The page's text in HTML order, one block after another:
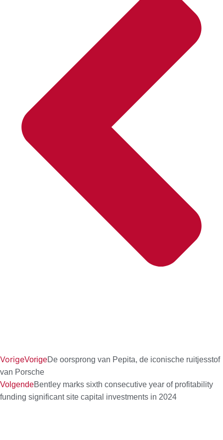
VorigeVorigeDe oorsprong van Pepita, de iconische ruitjesstof
van Porsche
VolgendeBentley marks sixth consecutive year of profitability
funding significant site capital investments in 2024